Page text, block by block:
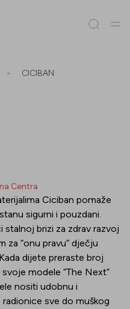
> CICIBAN
Centra
Ciciban pomaže
sigurni i pouzdani.
stalnoj brizi za zdrav razvoj
za “onu pravu” dječju
dijete preraste broj
modele “The Next”
nositi udobnu i
sve do muškog